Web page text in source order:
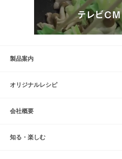
製品案内
オリジナルレシピ
会社概要
知る・楽しむ